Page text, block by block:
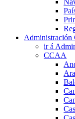
Administración
ir á
CCAA